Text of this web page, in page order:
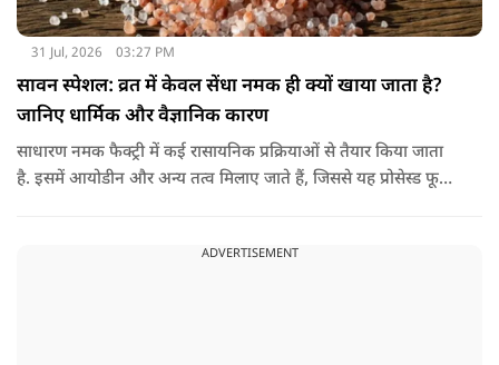
31 Jul, 2026 03:27 PM
सावन स्पेशल: व्रत में केवल सेंधा नमक ही क्यों खाया जाता है?
जानिए धार्मिक और वैज्ञानिक कारण
साधारण नमक फैक्ट्री में कई रासायनिक प्रक्रियाओं से तैयार किया जाता
है. इसमें आयोडीन और अन्य तत्व मिलाए जाते हैं, जिससे यह प्रोसेस्ड फूड
जाता, इसलिए इसे अधिक शुद्ध माना जाता है.
ADVERTISEMENT